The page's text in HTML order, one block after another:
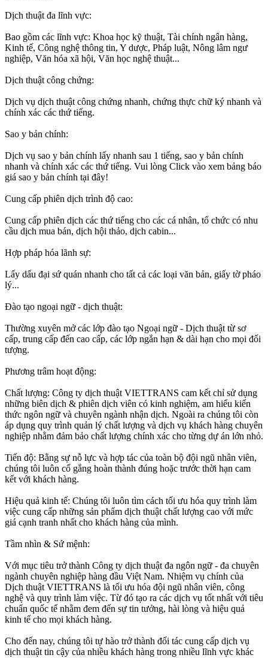
Dịch thuật đa lĩnh vực:
Bao gồm các lĩnh vực: Khoa học kỹ thuật, Tài chính ngân hàng,
Kinh tế, Công nghệ thông tin, Y dược, Pháp luật, Nông lâm ngư
nghiệp, Văn hóa xã hội, Văn học nghệ thuật...
Dịch thuật công chứng:
Dịch vụ dịch thuật công chứng nhanh, chứng thực chữ ký nhanh và
chính xác các thứ tiếng.
Sao y bản chính:
Dịch vụ sao y bản chính lấy nhanh sau 1 tiếng, sao y bản chính
nhanh và chính xác các thứ tiếng. Vui lòng Click vào xem bảng báo
giá sao y bản chính tại đây!
Cung cấp phiên dịch trình độ cao:
Cung cấp phiên dịch các thứ tiếng cho các cá nhân, tổ chức có nhu
cầu dịch mua bán, dịch hội thảo, dịch cabin...
Hợp pháp hóa lãnh sự:
Lấy dấu đại sứ quán nhanh cho tất cả các loại văn bản, giấy tờ pháo
lý...
Đào tạo ngoại ngữ - dịch thuật:
Thường xuyên mở các lớp đào tạo Ngoại ngữ - Dịch thuật từ sơ
cấp, trung cấp đến cao cấp, các lớp ngắn hạn & dài hạn cho mọi đối
tượng.
Phương trâm hoạt động:
Chất lượng: Công ty dịch thuật VIETTRANS cam kết chỉ sử dụng
những biên dịch & phiên dịch viên có kinh nghiệm, am hiểu kiến
thức ngôn ngữ và chuyên ngành nhận dịch. Ngoài ra chúng tôi còn
áp dụng quy trình quản lý chất lượng và dịch vụ khách hàng chuyên
nghiệp nhằm đảm bảo chất lượng chính xác cho từng dự án lớn nhỏ.
Tiến độ: Bằng sự nỗ lực và hợp tác của toàn bộ đội ngũ nhân viên,
chúng tôi luôn cố gắng hoàn thành đúng hoặc trước thời hạn cam
kết với khách hàng.
Hiệu quả kinh tế: Chúng tôi luôn tìm cách tối ưu hóa quy trình làm
việc cung cấp những sản phẩm dịch thuật chất lượng cao với mức
giá cạnh tranh nhất cho khách hàng của mình.
Tầm nhìn & Sứ mệnh:
Với mục tiêu trở thành Công ty dịch thuật đa ngôn ngữ - đa chuyên
ngành chuyên nghiệp hàng đầu Việt Nam. Nhiệm vụ chính của
Dịch thuật VIETTRANS là tối ưu hóa đội ngũ nhân viên, công
nghệ và quy trình làm việc. Từ đó tạo ra các dịch vụ tốt nhất với tiêu
chuẩn quốc tế nhằm đem đến sự tin tưởng, hài lòng và hiệu quả
kinh tế cho mọi khách hàng.
Cho đến nay, chúng tôi tự hào trở thành đối tác cung cấp dịch vụ
dịch thuật tin cậy của nhiều khách hàng trong nhiều lĩnh vực khác